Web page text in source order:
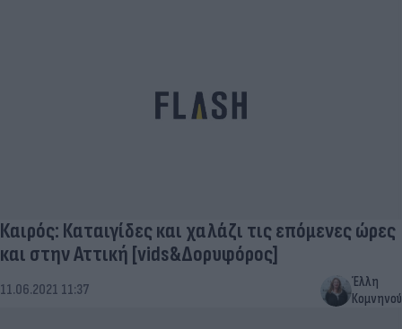
Καιρός: Καταιγίδες και χαλάζι τις επόμενες ώρες
και στην Αττική [vids&Δορυφόρος]
11.06.2021 11:37
Έλλη
Κομνηνού